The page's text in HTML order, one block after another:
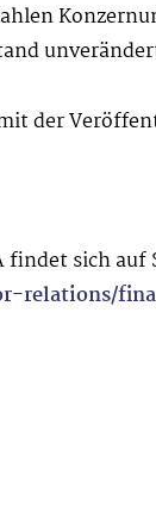
der
sich
relations/